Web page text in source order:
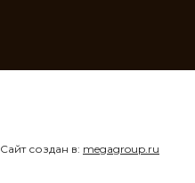
Сайт создан в: megagroup.ru